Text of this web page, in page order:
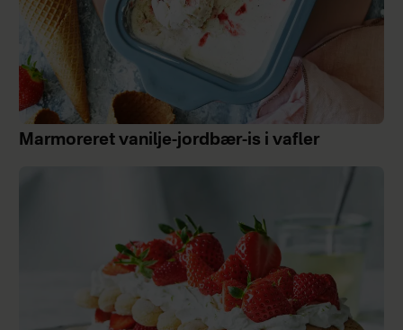
Marmoreret vanilje-jordbær-is i vafler